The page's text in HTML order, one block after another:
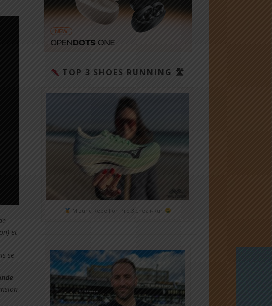
et
se
TOP 3 SHOES RUNNING 🛣
Mizuno Rebellion Pro 3 chez i-Run